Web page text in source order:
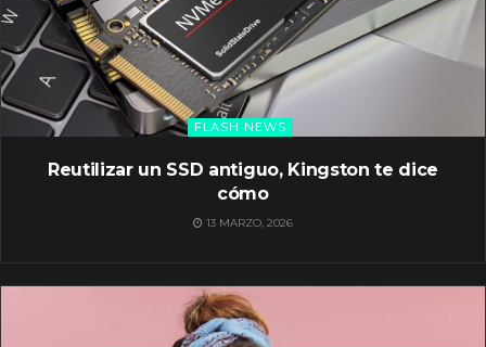
FLASH NEWS
Reutilizar un SSD antiguo, Kingston te dice
cómo
13 MARZO, 2026